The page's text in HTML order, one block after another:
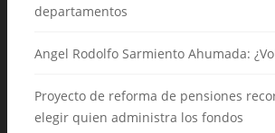
departamentos
Angel Rodolfo Sarmiento Ahumada:
Proyecto de reforma de pensiones
elegir quien administra los fondos